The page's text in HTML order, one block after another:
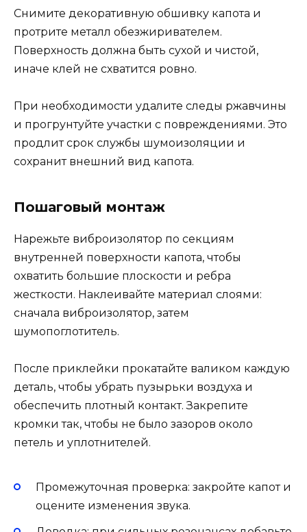
Снимите декоративную обшивку капота и
протрите металл обезжиривателем.
Поверхность должна быть сухой и чистой,
иначе клей не схватится ровно.
При необходимости удалите следы ржавчины
и прогрунтуйте участки с повреждениями. Это
продлит срок службы шумоизоляции и
сохранит внешний вид капота.
Пошаговый монтаж
Нарежьте виброизолятор по секциям
внутренней поверхности капота, чтобы
охватить большие плоскости и ребра
жесткости. Наклеивайте материал слоями:
сначала виброизолятор, затем
шумопоглотитель.
После приклейки прокатайте валиком каждую
деталь, чтобы убрать пузырьки воздуха и
обеспечить плотный контакт. Закрепите
кромки так, чтобы не было зазоров около
петель и уплотнителей.
Промежуточная проверка: закройте капот и
оцените изменения звука.